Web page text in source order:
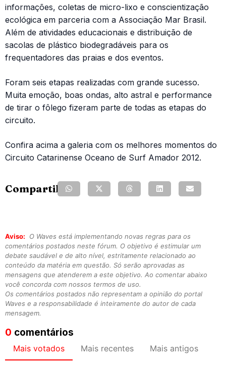
informações, coletas de micro-lixo e conscientização
ecológica em parceria com a Associação Mar Brasil.
Além de atividades educacionais e distribuição de
sacolas de plástico biodegradáveis para os
frequentadores das praias e dos eventos.
Foram seis etapas realizadas com grande sucesso.
Muita emoção, boas ondas, alto astral e performance
de tirar o fôlego fizeram parte de todas as etapas do
circuito.
Confira acima a galeria com os melhores momentos do
Circuito Catarinense Oceano de Surf Amador 2012.
Compartilhe:
Aviso:
O Waves está implementando novas regras para os
comentários postados neste fórum. O objetivo é estimular um
debate saudável e de alto nível, estritamente relacionado ao
conteúdo da matéria em questão. Só serão aprovadas as
mensagens que atenderem a este objetivo. Ao comentar abaixo
você concorda com nossos termos de uso.
Os comentários postados não representam a opinião do portal
Waves e a responsabilidade é inteiramente do autor de cada
mensagem.
0 comentários
Mais votados Mais recentes Mais antigos